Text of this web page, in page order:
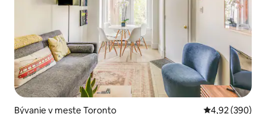
Bývanie v meste Toronto Priemerné
4,92 (390)